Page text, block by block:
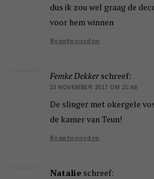
dus ik zou wel graag de
voor hem winnen
Beantwoorden
Femke Dekker schreef:
23 NOVEMBER 2017 OM 21:48
De slinger met okergele
de kamer van Teun!
Beantwoorden
Natalie schreef: